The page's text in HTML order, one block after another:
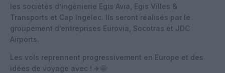
les sociétés d’ingénierie Egis Avia, Egis Villes &
Transports et Cap Ingelec. Ils seront réalisés par le
groupement d’entreprises Eurovia, Socotras et JDC
Airports.
Les vols reprennent progressivement en Europe et des
idées de voyage avec ! ✈️🤩